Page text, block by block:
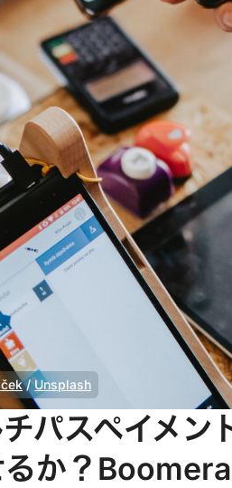
/ Unsplash
パスペイメン
るか？